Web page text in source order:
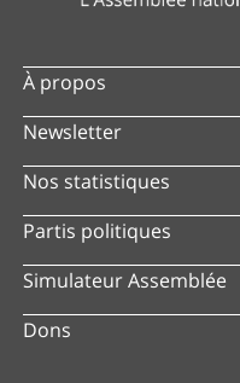
À propos
Newsletter
Nos statistiques
Partis politiques
Simulateur Assemblée
Dons